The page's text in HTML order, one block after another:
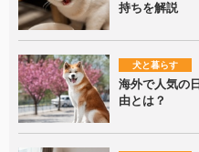
持ちを解説
犬と暮らす
海外で人気の
由とは？